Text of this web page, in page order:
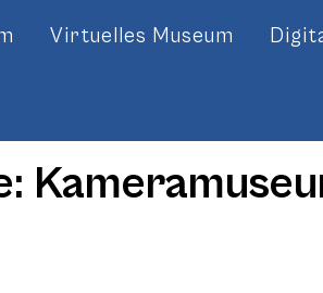
Virtuelles Museum